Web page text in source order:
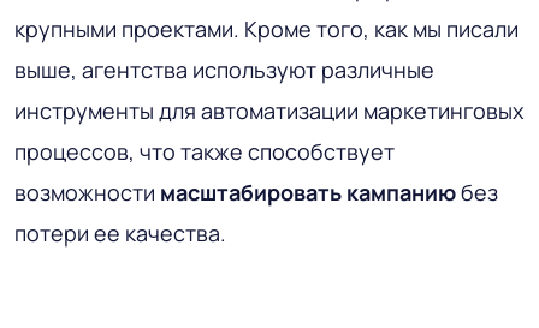
крупными проектами. Кроме того, как мы писали
выше, агентства используют различные
инструменты для автоматизации маркетинговых
процессов, что также способствует
возможности масштабировать кампаниюбез
потери ее качества.